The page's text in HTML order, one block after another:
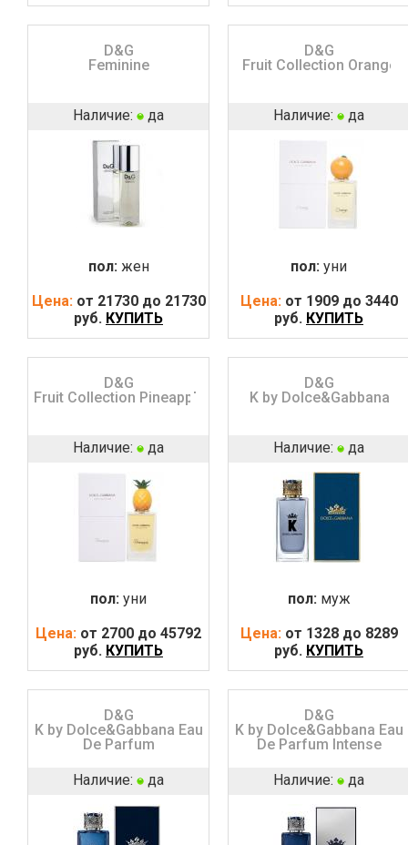
D&G
Feminine
Наличие: да
пол: жен
Цена: от 21730 до 21730
руб. КУПИТЬ
D&G
Fruit Collection Orange
Наличие: да
пол: уни
Цена: от 1909 до 3440
руб. КУПИТЬ
D&G
Fruit Collection Pineapple
Наличие: да
пол: уни
Цена: от 2700 до 45792
руб. КУПИТЬ
D&G
K by Dolce&Gabbana
Наличие: да
пол: муж
Цена: от 1328 до 8289
руб. КУПИТЬ
D&G
K by Dolce&Gabbana Eau
De Parfum
Наличие: да
D&G
K by Dolce&Gabbana Eau
De Parfum Intense
Наличие: да